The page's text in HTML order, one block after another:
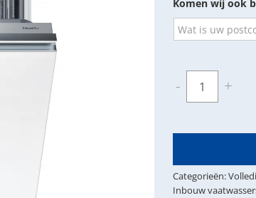
Komen wij ook
- +
Categorieën:
Inbouw